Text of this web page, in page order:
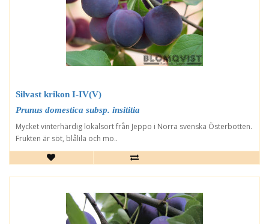
Silvast krikon I-IV(V)
Prunus domestica subsp. insititia
Mycket vinterhärdig lokalsort från Jeppo i Norra svenska Österbotten.
Frukten är söt, blålila och mo..